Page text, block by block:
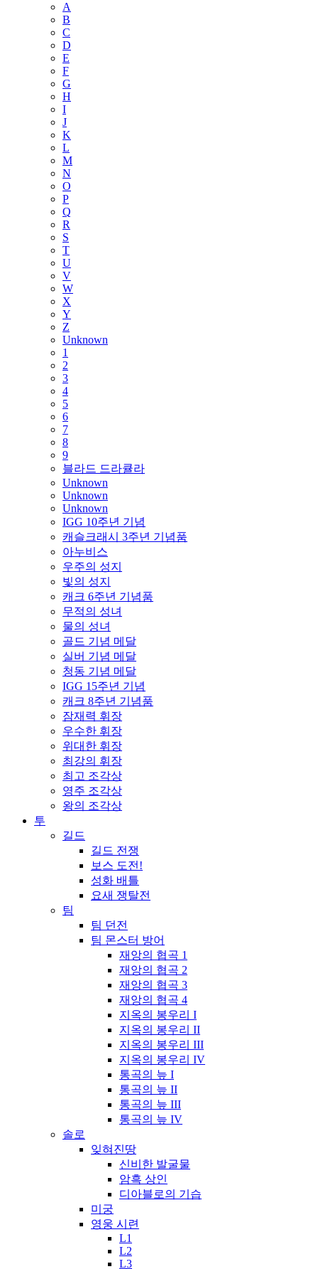
A
B
C
D
E
F
G
H
I
J
K
L
M
N
O
P
Q
R
S
T
U
V
W
X
Y
Z
Unknown
1
2
3
4
5
6
7
8
9
블라드 드라큘라
Unknown
Unknown
Unknown
IGG 10주년 기념
캐슬크래시 3주년 기념품
아누비스
우주의 성지
빛의 성지
캐크 6주년 기념품
무적의 성녀
물의 성녀
골드 기념 메달
실버 기념 메달
청동 기념 메달
IGG 15주년 기념
캐크 8주년 기념품
잠재력 휘장
우수한 휘장
위대한 휘장
최강의 휘장
최고 조각상
영주 조각상
왕의 조각상
투
길드
길드 전쟁
보스 도전!
성화 배틀
요새 쟁탈전
팀
팀 던전
팀 몬스터 방어
재앙의 협곡 1
재앙의 협곡 2
재앙의 협곡 3
재앙의 협곡 4
지옥의 봉우리 I
지옥의 봉우리 II
지옥의 봉우리 III
지옥의 봉우리 IV
통곡의 늪 I
통곡의 늪 II
통곡의 늪 III
통곡의 늪 IV
솔로
잊혀진땅
신비한 발굴물
암흑 상인
디아블로의 기습
미궁
영웅 시련
L1
L2
L3